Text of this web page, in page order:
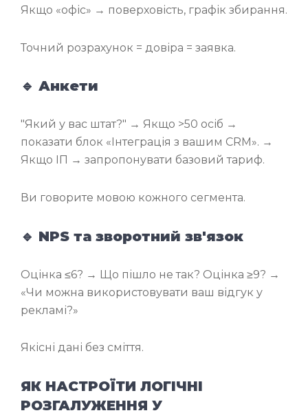
Якщо «офіс» → поверховість, графік збирання.
Точний розрахунок = довіра = заявка.
🔹 Анкети
"Який у вас штат?" → Якщо >50 осіб →
показати блок «Інтеграція з вашим CRM». →
Якщо ІП → запропонувати базовий тариф.
Ви говорите мовою кожного сегмента.
🔹 NPS та зворотний зв'язок
Оцінка ≤6? → Що пішло не так? Оцінка ≥9? →
«Чи можна використовувати ваш відгук у
рекламі?»
Якісні дані без сміття.
ЯК НАСТРОЇТИ ЛОГІЧНІ
РОЗГАЛУЖЕННЯ У